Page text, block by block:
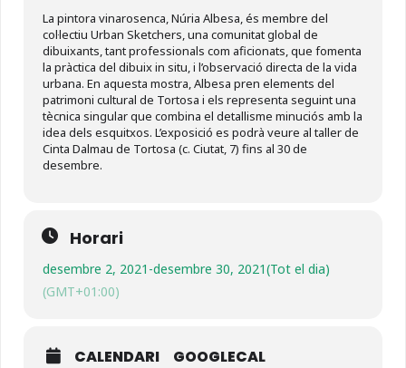
La pintora vinarosenca, Núria Albesa, és membre del
col·lectiu Urban Sketchers, una comunitat global de
dibuixants, tant professionals com aficionats, que fomenta
la pràctica del dibuix in situ, i l’observació directa de la vida
urbana. En aquesta mostra, Albesa pren elements del
patrimoni cultural de Tortosa i els representa seguint una
tècnica singular que combina el detallisme minuciós amb la
idea dels esquitxos. L’exposició es podrà veure al taller de
Cinta Dalmau de Tortosa (c. Ciutat, 7) fins al 30 de
desembre.
Horari
desembre 2, 2021 -desembre 30, 2021(Tot el dia)
(GMT+01:00)
CALENDARI GOOGLECAL